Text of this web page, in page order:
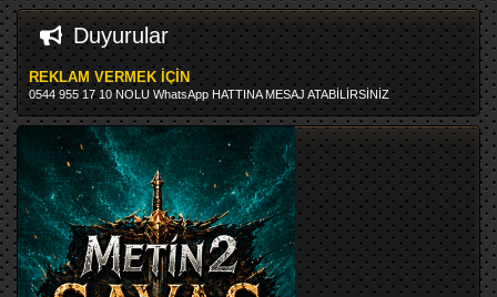
Duyurular
REKLAM VERMEK İÇİN
0544 955 17 10 NOLU WhatsApp HATTINA MESAJ ATABİLİRSİNİZ